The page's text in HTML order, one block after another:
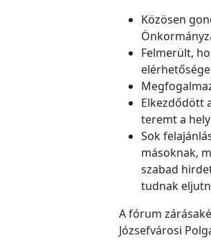
Közösen
Felmerült,
Elkezdődött
teremt a
Sok
másoknak,
szabad
tudnak
A fórum
Józsefvárosi